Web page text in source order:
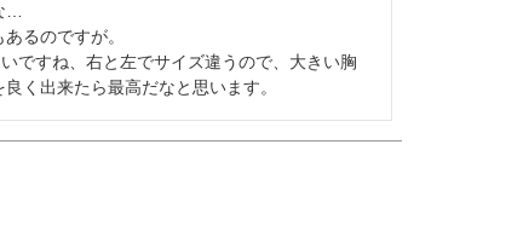
…
るのですが。
ですね、右と左でサイズ違うので、大きい胸
く出来たら最高だなと思います。